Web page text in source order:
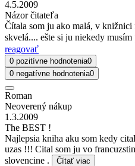
4.5.2009
Názor čitateľa
Čítala som ju ako malá, v
skvelá.... ešte si ju niekedy
reagovať
0 pozitívne hodnotenia0
0 negatívne hodnotenia0
Roman
Neoverený nákup
1.3.2009
The BEST !
Najlepsia kniha aku som kedy
uzas !!! Cital som ju vo
slovencine .
Čítať viac